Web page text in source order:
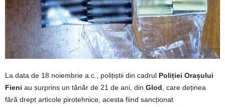
La data de 18 noiembrie a.c., polițiștii din cadrul Poliției Orașului
Fieni au surprins un tânăr de 21 de ani, din Glod, care deținea
fără drept articole pirotehnice, acesta fiind sancționat